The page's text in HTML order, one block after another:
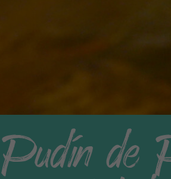
Pudín de